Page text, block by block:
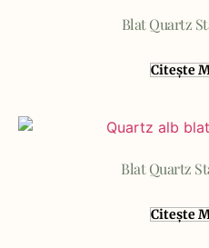
Blat Quartz
Citește
Blat Quartz
Citește